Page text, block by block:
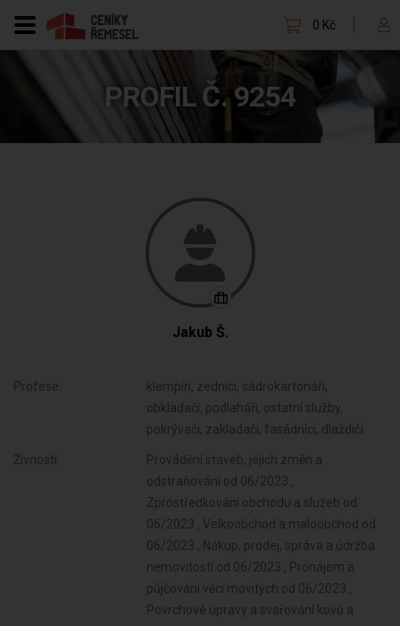
0 Kč
PROFIL Č. 9254
Jakub Š.
Profese:
klempíři, zedníci, sádrokartonáři,
obkladači, podlaháři, ostatní služby,
pokrývači, zakladači, fasádníci, dlaždiči
Živnosti:
Provádění staveb, jejich změn a
odstraňování od 06/2023 ,
Zprostředkování obchodu a služeb od
06/2023 , Velkoobchod a maloobchod od
06/2023 , Nákup, prodej, správa a údržba
nemovitostí od 06/2023 , Pronájem a
půjčování věcí movitých od 06/2023 ,
Povrchové úpravy a svařování kovů a